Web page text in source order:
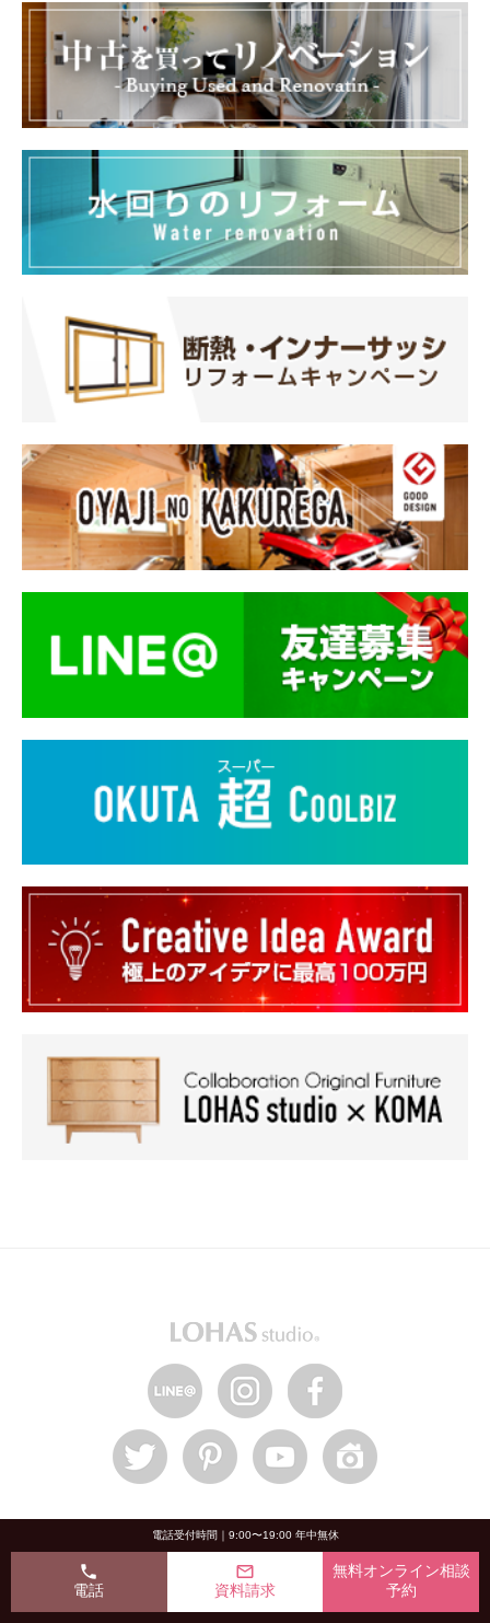
LOHAS studioについて
電話受付時間｜9:00〜19:00 年中無休
phone
電話
mail_outline
資料請求
無料オンライン相談
予約